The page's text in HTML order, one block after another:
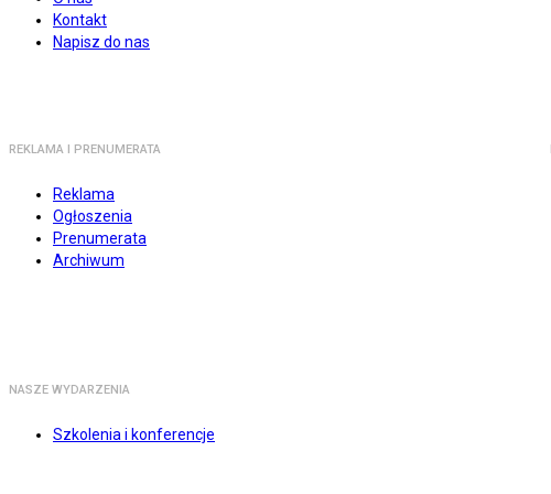
Kontakt
Napisz do nas
REKLAMA I PRENUMERATA
Reklama
Ogłoszenia
Prenumerata
Archiwum
NASZE WYDARZENIA
Szkolenia i konferencje